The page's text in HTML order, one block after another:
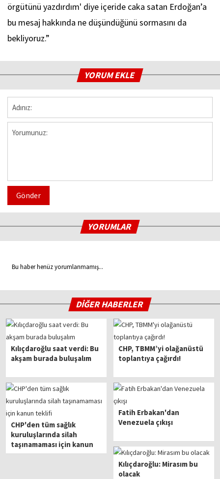
örgütünü yazdırdım' diye içeride caka satan Erdoğan’a
bu mesaj hakkında ne düşündüğünü sormasını da
bekliyoruz.”
YORUM EKLE
Gönder
YORUMLAR
Bu haber henüz yorumlanmamış...
DİĞER HABERLER
Kılıçdaroğlu saat verdi: Bu
akşam burada buluşalım
CHP, TBMM’yi olağanüstü
toplantıya çağırdı!
CHP'den tüm sağlık
kuruluşlarında silah
taşınamaması için kanun
teklifi
Fatih Erbakan'dan
Venezuela çıkışı
Kılıçdaroğlu: Mirasım bu
olacak